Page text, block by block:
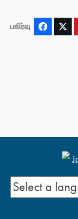
பகிர்வு Facebook